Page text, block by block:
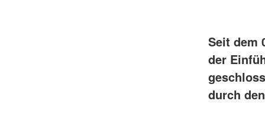
Seit dem
der
durch